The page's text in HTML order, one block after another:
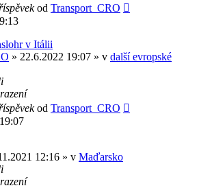
od Transport_CRO
v Itálii
» 22.6.2022 19:07 » v další evropské
od Transport_CRO
12:16 » v Maďarsko